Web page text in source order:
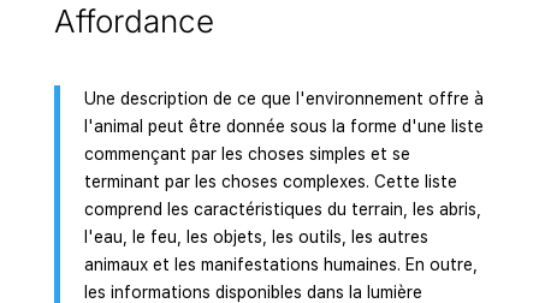
Affordance
Une description de ce que l'environnement offre à
l'animal peut être donnée sous la forme d'une liste
commençant par les choses simples et se
terminant par les choses complexes. Cette liste
comprend les caractéristiques du terrain, les abris,
l'eau, le feu, les objets, les outils, les autres
animaux et les manifestations humaines. En outre,
les informations disponibles dans la lumière